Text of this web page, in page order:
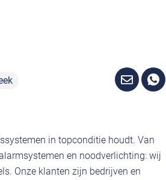
in topconditie houdt. Van
en noodverlichting: wij
Onze klanten zijn bedrijven en